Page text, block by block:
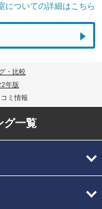
についての詳細はこちら
・比較
年版
ミ情報
グ一覧